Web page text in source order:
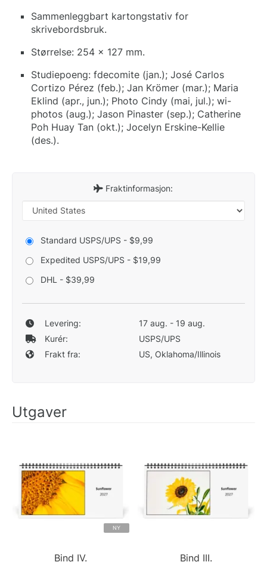
Sammenleggbart kartongstativ for
skrivebordsbruk.
Størrelse: 254 x 127 mm.
Studiepoeng: fdecomite (jan.); José Carlos
Cortizo Pérez (feb.); Jan Krömer (mar.); Maria
Eklind (apr., jun.); Photo Cindy (mai, jul.); wi-
photos (aug.); Jason Pinaster (sep.); Catherine
Poh Huay Tan (okt.); Jocelyn Erskine-Kellie
(des.).
Fraktinformasjon:
Standard USPS/UPS - $9,99
Expedited USPS/UPS - $19,99
DHL - $39,99
Levering:
17 aug. - 19 aug.
Kurér:
USPS/UPS
Frakt fra:
US, Oklahoma/Illinois
Utgaver
NY
Bind IV. Bind III.